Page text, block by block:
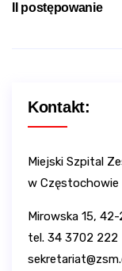
II postępowanie
Kontakt:
Miejski Szpital
w Częstochowie
Mirowska 15,
tel. 34 3702 222